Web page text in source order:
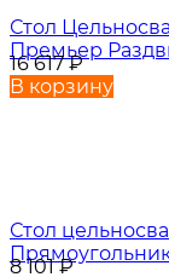
Стол
Премьер
16 617₽
В корзину
Стол
8 101₽